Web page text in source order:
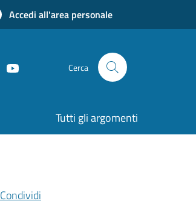
Accedi all'area personale
Cerca
Tutti gli argomenti
Condividi